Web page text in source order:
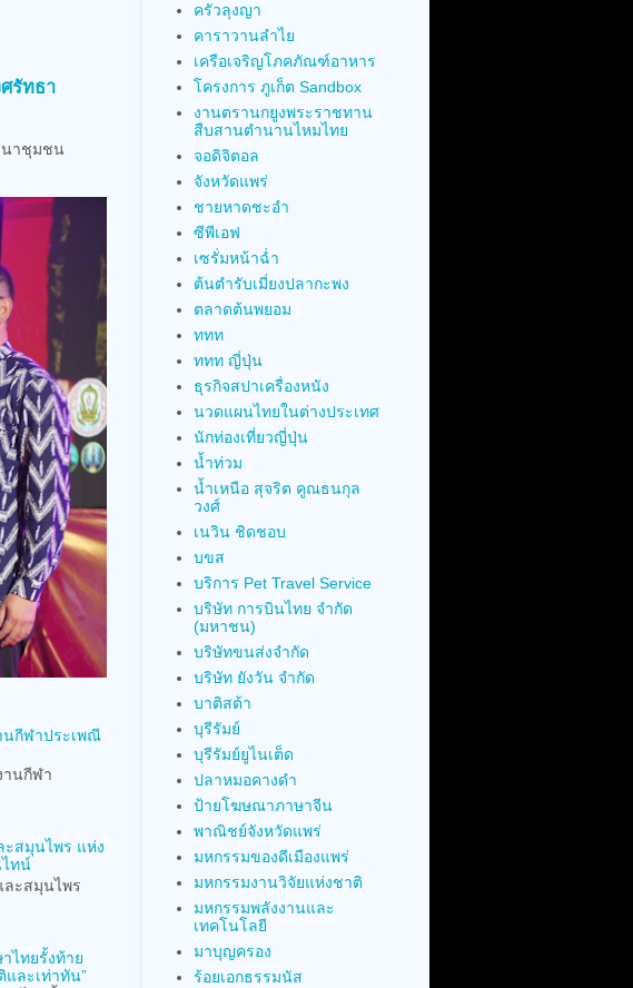
รัทธา
นาชุมชน
นกีฬาประเพณี
านกีฬา
ะสมุนไพร แห่ง
ไทน์
ละสมุนไพร
ไทยรั้งท้าย
ละเท่าทัน”
ครัวลุงญา
คาราวานลำไย
เครือเจริญโภคภัณฑ์อาหาร
โครงการ ภูเก็ต Sandbox
งานตรานกยูงพระราชทาน
สืบสานตำนานไหมไทย
จอดิจิตอล
จังหวัดแพร่
ชายหาดชะอำ
ซีพีเอฟ
เซรั่มหน้าฉ่ำ
ต้นตำรับเมี่ยงปลากะพง
ตลาดต้นพยอม
ททท
ททท ญี่ปุ่น
ธุรกิจสปาเครื่องหนัง
นวดแผนไทยในต่างประเทศ
นักท่องเที่ยวญี่ปุ่น
น้ำท่วม
น้ำเหนือ สุจริต คูณธนกุล
วงศ์
เนวิน ชิดชอบ
บขส
บริการ Pet Travel Service
บริษัท การบินไทย จำกัด
(มหาชน)
บริษัทขนส่งจำกัด
บริษัท ยังวัน จำกัด
บาติสต้า
บุรีรัมย์
บุรีรัมย์ยูไนเต็ด
ปลาหมอคางดำ
ป้ายโฆษณาภาษาจีน
พาณิชย์จังหวัดแพร่
มหกรรมของดีเมืองแพร่
มหกรรมงานวิจัยแห่งชาติ
มหกรรมพลังงานและ
เทคโนโลยี
มาบุญครอง
ร้อยเอกธรรมนัส